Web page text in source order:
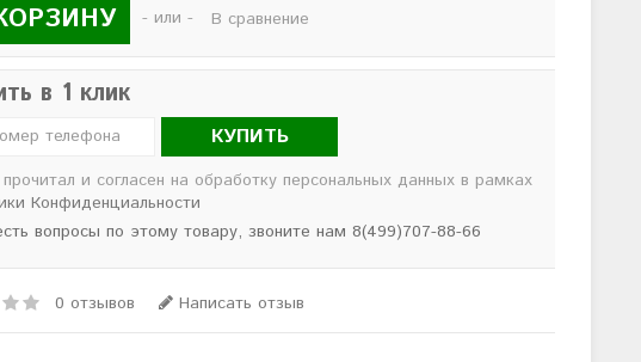
- или - В сравнение
в 1 клик
КУПИТЬ
и согласен на обработку персональных данных в рамках
Конфиденциальности
вопросы по этому товару, звоните нам 8(499)707-88-66
0 отзывов Написать отзыв